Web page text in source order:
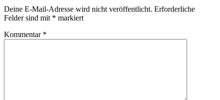
Deine E-Mail-Adresse wird nicht veröffentlicht. Erforderliche
Felder sind mit * markiert
Kommentar *